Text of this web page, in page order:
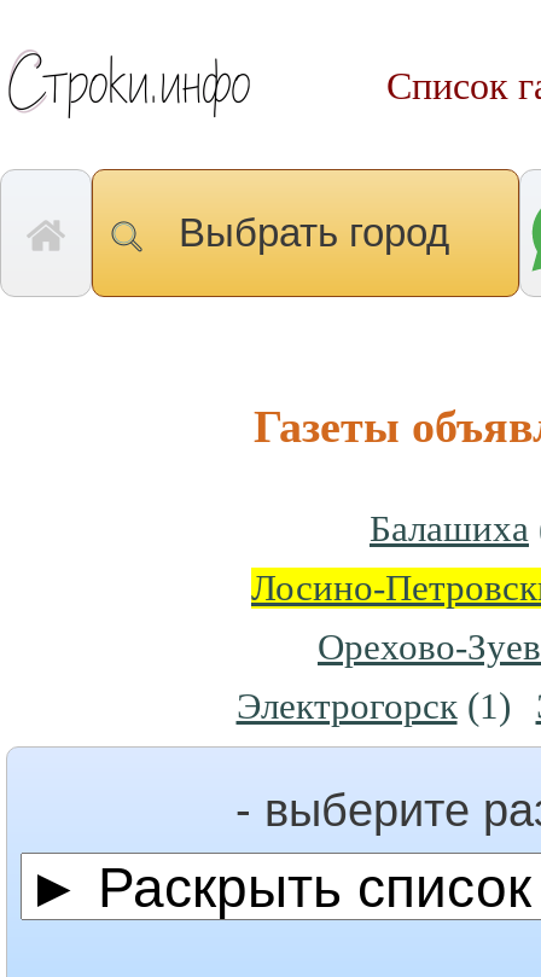
Список
Выбрать город
Газеты
Балашиха
Лосино-
Орехово-
Электрогорск(1)
- выберите